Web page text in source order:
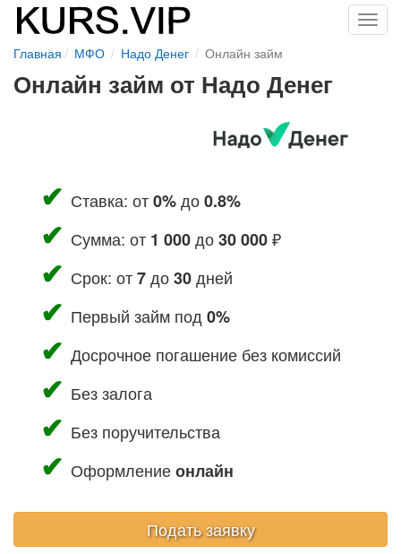
Главная МФО Надо Денег Онлайн займ
Онлайн займ от Надо Денег
Ставка: от0%до0.8%
Сумма: от 1 000до30 000₽
Срок: от7до30дней
Первый займ под 0%
Досрочное погашение без комиссий
Без залога
Без поручительства
Оформлениеонлайн
Подать заявку